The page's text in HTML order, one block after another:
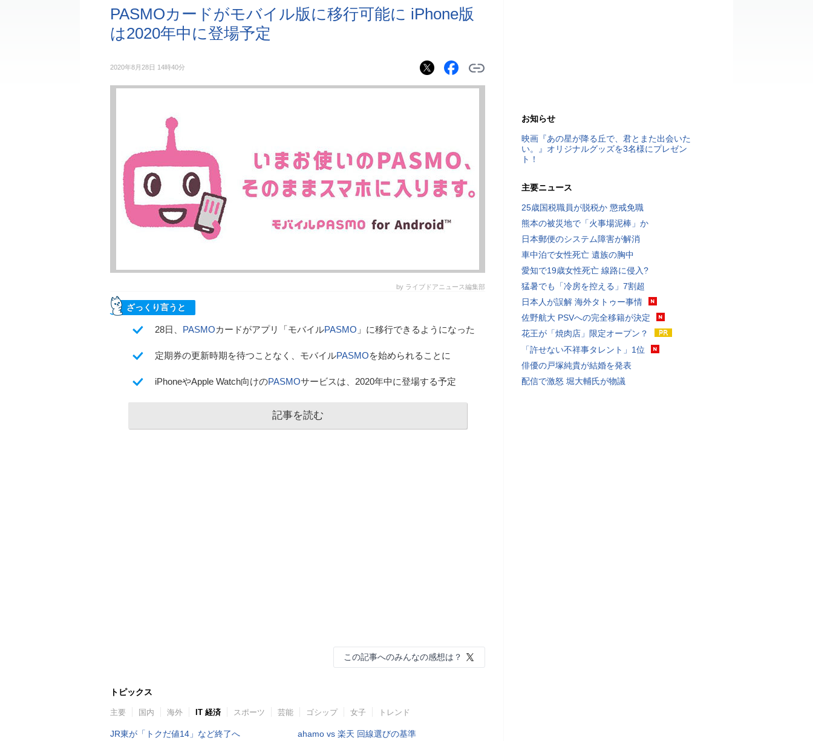
PASMOカードがモバイル版に移行可能に iPhone版
は2020年中に登場予定
2020年8月28日 14時40分
by ライブドアニュース編集部
ざっくり言うと
28日、 PASMOカードがアプリ「モバイルPASMO 」に移行できるようになった
定期券の更新時期を待つことなく、モバイルPASMOを始められることに
iPhoneやApple Watch向けのPASMOサービスは、2020年中に登場する予定
記事を読む
この記事へのみんなの感想は？
トピックス
主要 国内 海外 IT 経済 スポーツ 芸能 ゴシップ 女子 トレンド
JR東が「トクだ値14」など終了へ
ahamo vs 楽天 回線選びの基準
お知らせ
映画『あの星が降る丘で、君とまた出会いた
い。』オリジナルグッズを3名様にプレゼン
ト！
主要ニュース
25歳国税職員が脱税か 懲戒免職
熊本の被災地で「火事場泥棒」か
日本郵便のシステム障害が解消
車中泊で女性死亡 遺族の胸中
愛知で19歳女性死亡 線路に侵入?
猛暑でも「冷房を控える」7割超
日本人が誤解 海外タトゥー事情
佐野航大 PSVへの完全移籍が決定
花王が「焼肉店」限定オープン？
「許せない不祥事タレント」1位
俳優の戸塚純貴が結婚を発表
配信で激怒 堀大輔氏が物議